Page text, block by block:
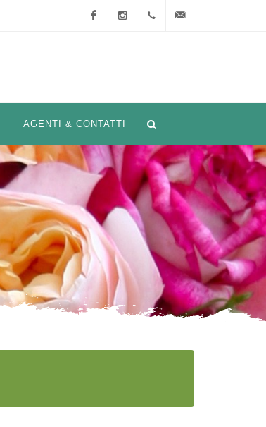
AGENTI & CONTATTI